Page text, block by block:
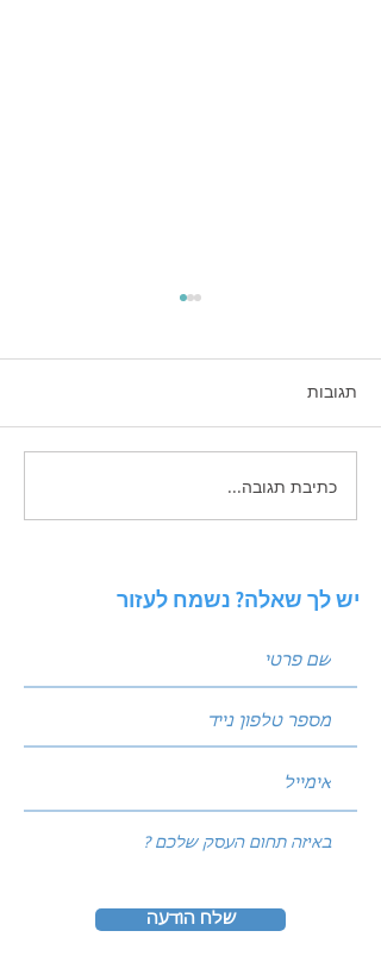
ניתוח סביבה באמצעות מודל
PESTEL: איך להגן על העסק
תגובות
כתיבת תגובה...
יש לך שאלה? נשמח לעזור
שלח הודעה